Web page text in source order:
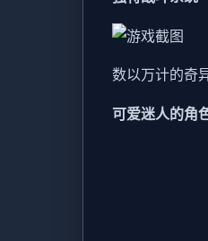
数以万计的奇
可爱迷人的角